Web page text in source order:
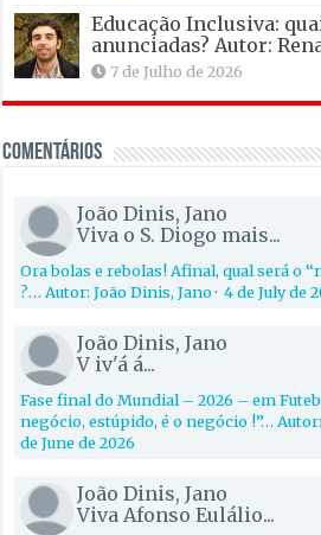
Educação Inclusiva:
anunciadas? Autor:
7 de Julho de 2026
Comentários
João Dinis, Jano
Viva o S. Diogo mais...
Ora bolas e rebolas! Afinal, qual será o
?… Autor: João Dinis, Jano·4 de July de
João Dinis, Jano
V iv'á á...
Fase final do Mundial – 2026 – em
negócio, estúpido, é o negócio !”…
de June de 2026
João Dinis, Jano
Viva Afonso Eulálio...